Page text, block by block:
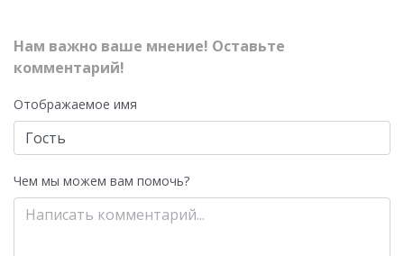
Нам важно ваше мнение! Оставьте
комментарий!
Отображаемое имя
Чем мы можем вам помочь?